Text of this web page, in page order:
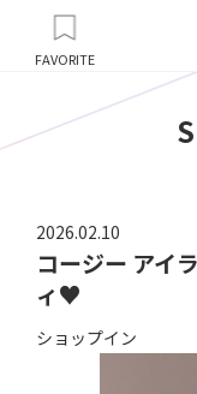
FAVORITE
2026.02.10
コージー アイ
ィ♥️
ショップイン